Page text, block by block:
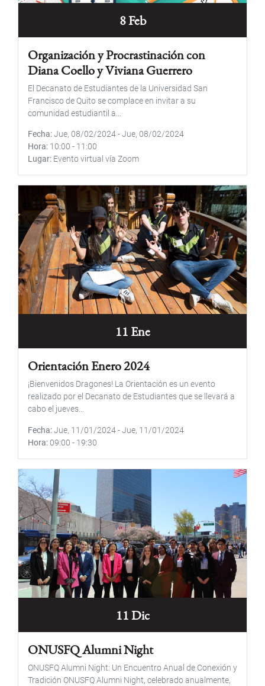
8 Feb
Organización y Procrastinación con
Diana Coello y Viviana Guerrero
El Decanato de Estudiantes de la Universidad San
Francisco de Quito se complace en invitar a su
comunidad estudiantil a...
Fecha Jue, 08/02/2024-Jue, 08/02/2024
Hora 10:00 - 11:00
Lugar Evento virtual vía Zoom
11 Ene
Orientación Enero 2024
¡Bienvenidos Dragones! La Orientación es un evento
realizado por el Decanato de Estudiantes que se llevará a
cabo el jueves...
Fecha Jue, 11/01/2024-Jue, 11/01/2024
Hora 09:00 - 19:30
11 Dic
ONUSFQ Alumni Night
ONUSFQ Alumni Night: Un Encuentro Anual de Conexión y
Tradición ONUSFQ Alumni Night, celebrado anualmente,